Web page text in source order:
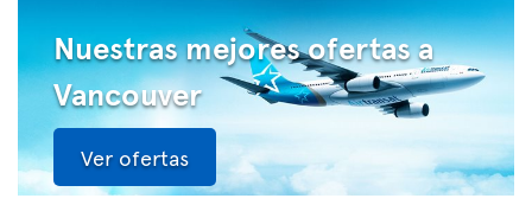
Nuestras mejores ofertas a
Vancouver
Ver ofertas